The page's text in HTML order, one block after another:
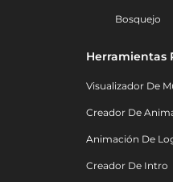
Bosquejo
Herramientas
Visualizador De
Creador De
Animación De
Creador De Intro